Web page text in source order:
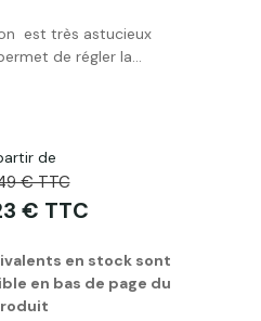
est très astucieux
de régler la...
de
€ TTC
€ TTC
en stock sont
en bas de page du